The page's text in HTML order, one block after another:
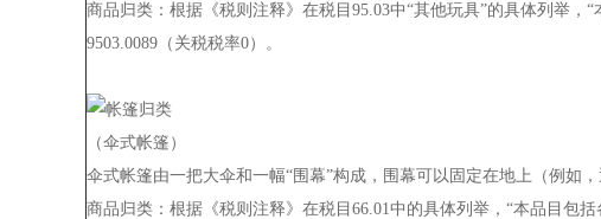
商品归类： 根据《税则注释》在税目95.03中“其他玩具”的具体列举
9503.0089（关税税率0）。
（伞式帐篷）
伞式帐篷由一把大伞和一幅“围幕”构成，围幕可以固定在地上（例如
商品归类： 根据《税则注释》在税目66.01中的具体列举，“本品目